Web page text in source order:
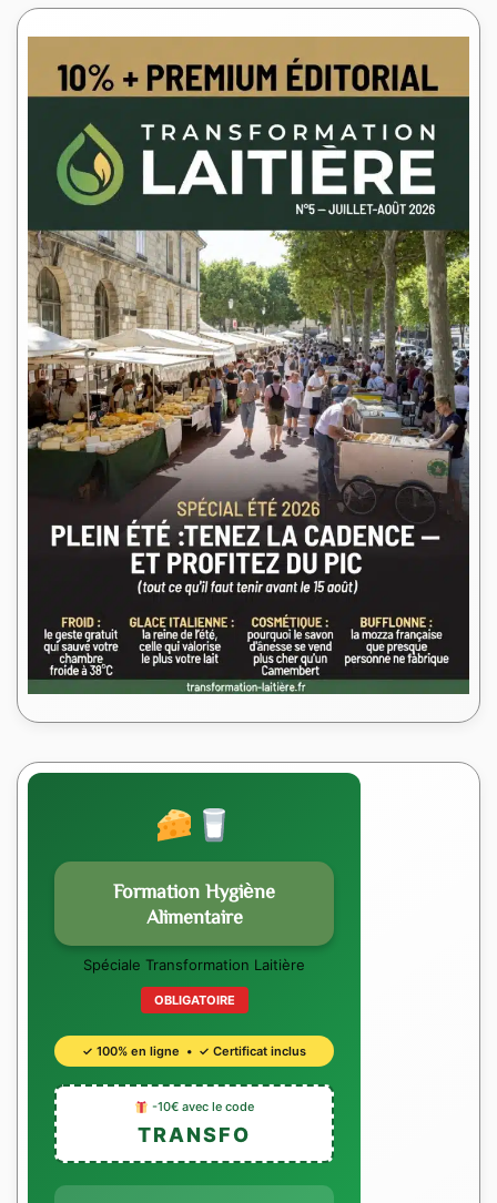
Formation Hygiène
Alimentaire
Spéciale Transformation Laitière
OBLIGATOIRE
✓ 100% en ligne • ✓ Certificat inclus
-10€ avec le code
TRANSFO